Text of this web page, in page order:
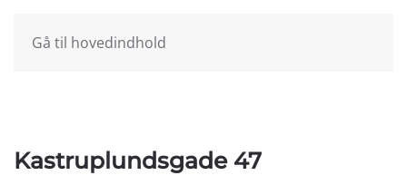
Gå til hovedindhold
Kastruplundsgade 47